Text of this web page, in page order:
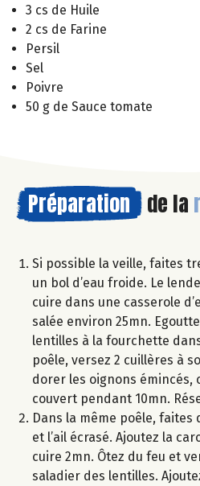
3 cs de Huile
2 cs de Farine
Persil
Sel
Poivre
50 g de Sauce tomate
Préparation de la
Si possible la veille, faites
un bol d’eau froide. Le
cuire dans une casserole
salée environ 25mn.
lentilles à la fourchette
poêle, versez 2 cuillères à
dorer les oignons émincés,
couvert pendant 10mn.
Dans la même poêle, faites
et l’ail écrasé. Ajoutez la
cuire 2mn. Ôtez du feu et
saladier des lentilles.